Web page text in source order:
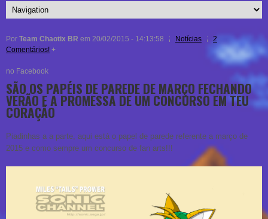
Por Team Chaotix BR em 20/02/2015 - 14:13:58 Notícias
2
Comentários! +
no Facebook
SÃO OS PAPÉIS DE PAREDE DE MARÇO FECHANDO
VERÃO E A PROMESSA DE UM CONCURSO EM TEU
CORAÇÃO
Piadinhas a a parte, aqui está o papel de parede referente a março de
2015 e como sempre um concurso de fan arts!!!